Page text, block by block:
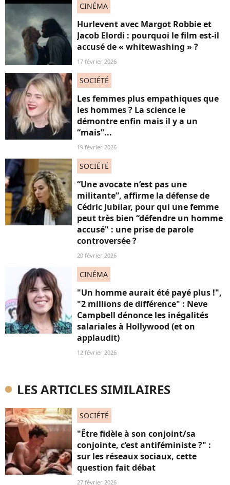
CINÉMA
Hurlevent avec Margot Robbie et
Jacob Elordi : pourquoi le film est-il
accusé de « whitewashing » ?
17 février 2026
SOCIÉTÉ
Les femmes plus empathiques que
les hommes ? La science le
démontre enfin mais il y a un
“mais”...
19 février 2026
SOCIÉTÉ
“Une avocate n’est pas une
militante”, affirme la défense de
Cédric Jubilar, pour qui une femme
peut très bien “défendre un homme
accusé" : une prise de parole
controversée ?
20 février 2026
CINÉMA
"Un homme aurait été payé plus !",
"2 millions de différence" : Neve
Campbell dénonce les inégalités
salariales à Hollywood (et on
applaudit)
12 février 2026
LES ARTICLES SIMILAIRES
SOCIÉTÉ
"Être fidèle à son conjoint/sa
conjointe, c’est antiféministe ?" :
sur les réseaux sociaux, cette
question fait débat
27 février 2026